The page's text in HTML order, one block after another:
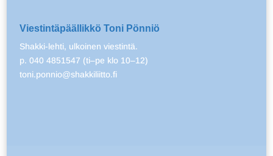
Viestintäpäällikkö Toni Pönniö
Shakki-lehti, ulkoinen viestintä.
p. 040 4851547 (ti–pe klo 10–12)
toni.ponnio@shakkiliitto.fi